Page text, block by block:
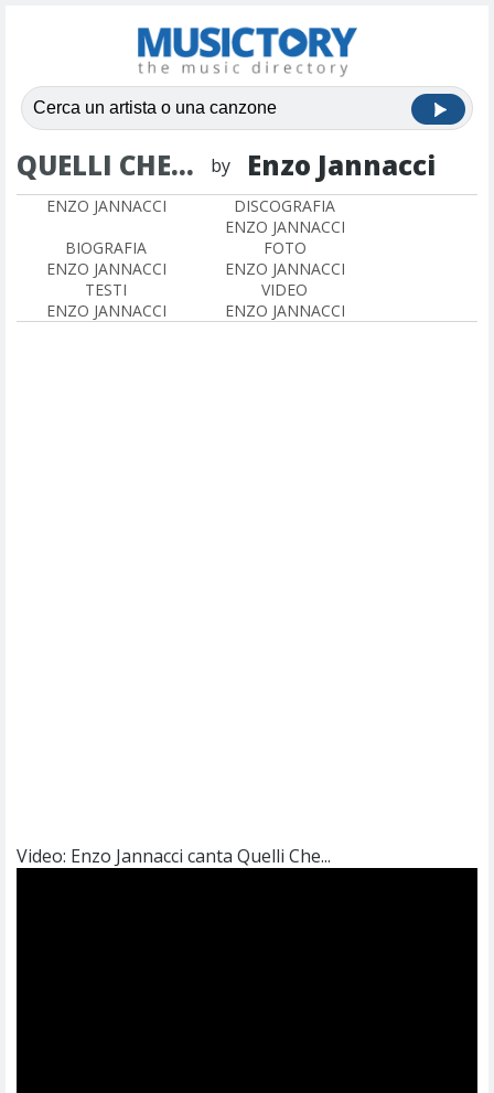
QUELLI CHE... by Enzo Jannacci
ENZO JANNACCI
DISCOGRAFIA
ENZO JANNACCI
BIOGRAFIA
ENZO JANNACCI
FOTO
ENZO JANNACCI
TESTI
ENZO JANNACCI
VIDEO
ENZO JANNACCI
Video: Enzo Jannacci canta Quelli Che...